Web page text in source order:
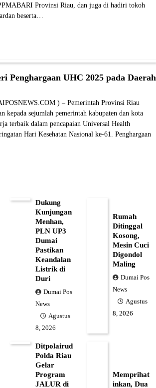
Provinsi Riau, dan juga di hadiri tokoh
beserta…
Penghargaan UHC 2025 pada Daerah
) – Pemerintah Provinsi Riau
kepada sejumlah pemerintah kabupaten dan kota
terbaik dalam pencapaian Universal Health
Hari Kesehatan Nasional ke-61. Penghargaan
Dukung
Kunjungan
Menhan,
PLN UP3
Dumai
Pastikan
Keandalan
Listrik di
Duri
Dumai Pos
News
Agustus
8, 2026
Rumah
Ditinggal
Kosong,
Mesin Cuci
Digondol
Maling
Dumai Pos
News
Agustus
8, 2026
Ditpolairud
Polda Riau
Gelar
Program
JALUR di
Memprihat
inkan, Dua